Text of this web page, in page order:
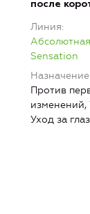
после
Линия
Sensation
Назначение
Против
изменений,
Уход за